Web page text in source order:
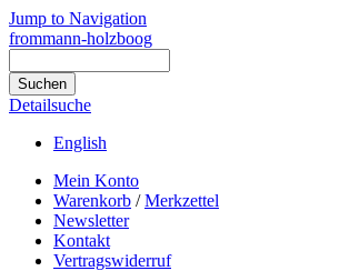
Jump to Navigation
frommann-holzboog
Detailsuche
English
Mein Konto
Warenkorb /Merkzettel
Newsletter
Kontakt
Vertragswiderruf